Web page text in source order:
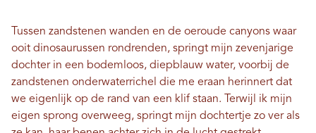
Tussen zandstenen wanden en de oeroude canyons waar
ooit dinosaurussen rondrenden, springt mijn zevenjarige
dochter in een bodemloos, diepblauw water, voorbij de
zandstenen onderwaterrichel die me eraan herinnert dat
we eigenlijk op de rand van een klif staan. Terwijl ik mijn
eigen sprong overweeg, springt mijn dochtertje zo ver als